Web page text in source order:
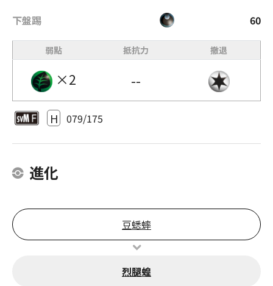
下盤踢 60
弱點 抵抗力 撤退
×2 --
H 079/175
進化
豆蟋蟀
烈腿蝗